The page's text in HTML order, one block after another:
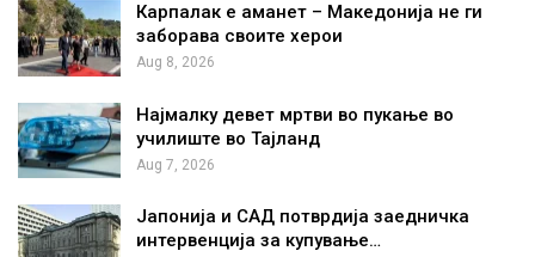
Карпалак е аманет – Македонија не ги
заборава своите херои
Aug 8, 2026
Најмалку девет мртви во пукање во
училиште во Тајланд
Aug 7, 2026
Јапонија и САД потврдија заедничка
интервенција за купување…